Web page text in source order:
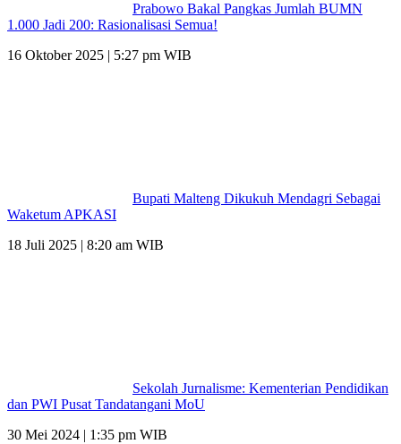
Prabowo Bakal Pangkas Jumlah BUMN
1.000 Jadi 200: Rasionalisasi Semua!
16 Oktober 2025 | 5:27 pm WIB
Bupati Malteng Dikukuh Mendagri Sebagai
Waketum APKASI
18 Juli 2025 | 8:20 am WIB
Sekolah Jurnalisme: Kementerian Pendidikan
dan PWI Pusat Tandatangani MoU
30 Mei 2024 | 1:35 pm WIB